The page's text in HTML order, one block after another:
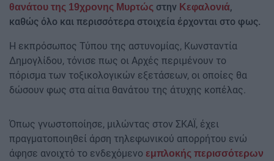
θανάτου της 19χρονης Μυρτώς στην Κεφαλονιά,
καθώς όλο και περισσότερα στοιχεία έρχονται στο φως.
Η εκπρόσωπος Τύπου της αστυνομίας, Κωνσταντία
Δημογλίδου, τόνισε πως οι Αρχές περιμένουν το
πόρισμα των τοξικολογικών εξετάσεων, οι οποίες θα
δώσουν φως στα αίτια θανάτου της άτυχης κοπέλας.
Όπως γνωστοποίησε, μιλώντας στον ΣΚΑΪ, έχει
πραγματοποιηθεί άρση τηλεφωνικού απορρήτου ενώ
άφησε ανοιχτό το ενδεχόμενο εμπλοκής περισσότερων